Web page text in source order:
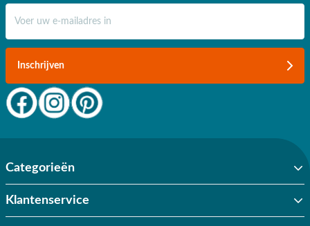
Inschrijven
Categorieën
Klantenservice